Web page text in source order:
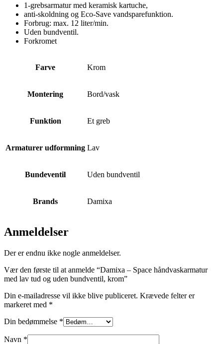
1-grebsarmatur med keramisk kartuche,
anti-skoldning og Eco-Save vandsparefunktion.
Forbrug: max. 12 liter/min.
Uden bundventil.
Forkromet
Farve Krom
Montering Bord/vask
Funktion Et greb
Armaturer udformning Lav
Bundeventil Uden bundventil
Brands Damixa
Anmeldelser
Der er endnu ikke nogle anmeldelser.
Vær den første til at anmelde “Damixa – Space håndvaskarmatur
med lav tud og uden bundventil, krom”
Din e-mailadresse vil ikke blive publiceret. Krævede felter er
markeret med *
Din bedømmelse *
Navn *